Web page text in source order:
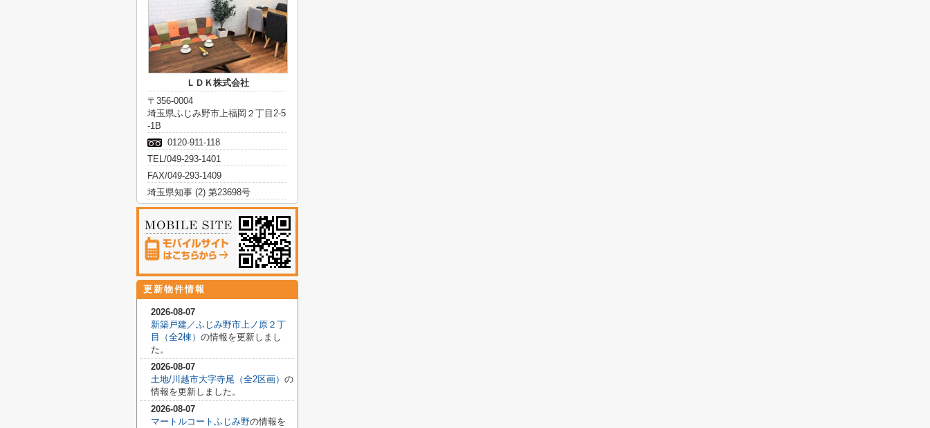
ＬＤＫ株式会社
〒356-0004
埼玉県ふじみ野市上福岡２丁目2-5
-1B
0120-911-118
TEL/049-293-1401
FAX/049-293-1409
埼玉県知事 (2) 第23698号
更新物件情報
2026-08-07
新築戸建／ふじみ野市上ノ原２丁
目（全2棟） の情報を更新しまし
た。
2026-08-07
土地/川越市大字寺尾（全2区画） の
情報を更新しました。
2026-08-07
マートルコートふじみ野の情報を